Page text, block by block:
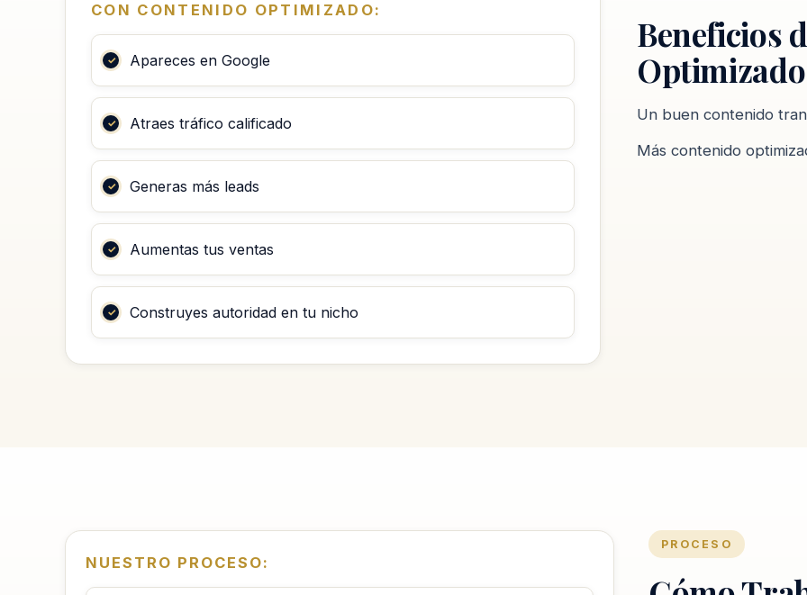
Beneficios
Optimizado
Un buen contenido
Más contenido
CON CONTENIDO OPTIMIZADO:
Apareces en Google
Atraes tráfico calificado
Generas más leads
Aumentas tus ventas
Construyes autoridad en tu nicho
NUESTRO PROCESO:
PROCESO